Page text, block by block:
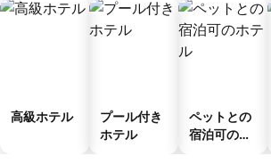
高級ホテル
プール付き
ホテル
ペットとの
宿泊可のホ